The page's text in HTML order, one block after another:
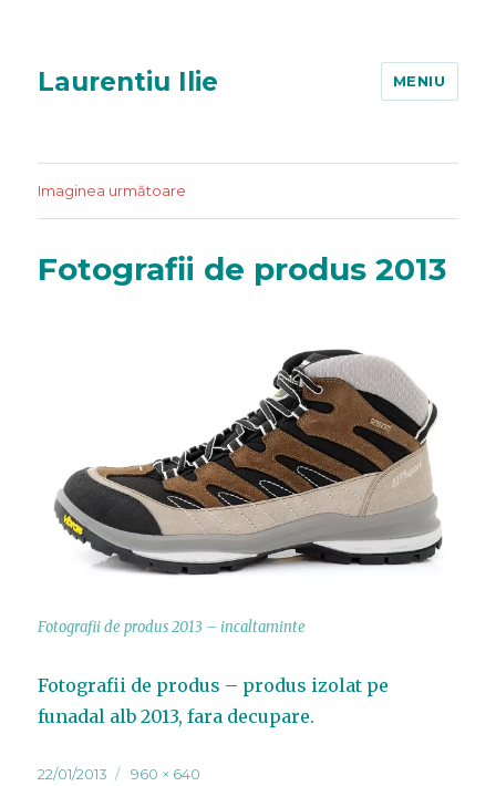
Laurentiu Ilie MENIU
Imaginea următoare
Fotografii de produs 2013
Fotografii de produs 2013 – incaltaminte
Fotografii de produs – produs izolat pe
funadal alb 2013, fara decupare.
Publicat
22/01/2013
Dimensiune
960 × 640